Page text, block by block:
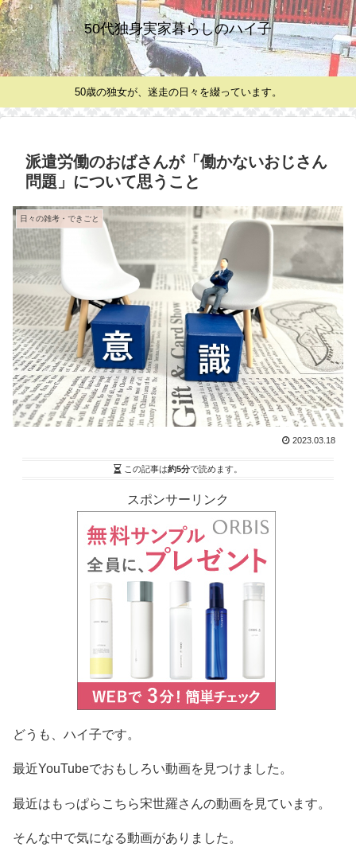
50代独身実家暮らしのハイ子
50歳の独女が、迷走の日々を綴っています。
派遣労働のおばさんが「働かないおじさん
問題」について思うこと
日々の雑考・できごと
2023.03.18
この記事は約5分で読めます。
スポンサーリンク
どうも、ハイ子です。
最近YouTubeでおもしろい動画を見つけました。
最近はもっぱらこちら宋世羅さんの動画を見ています。
そんな中で気になる動画がありました。